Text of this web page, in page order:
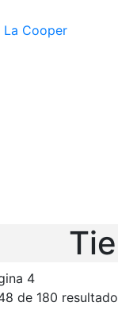
4
de 180